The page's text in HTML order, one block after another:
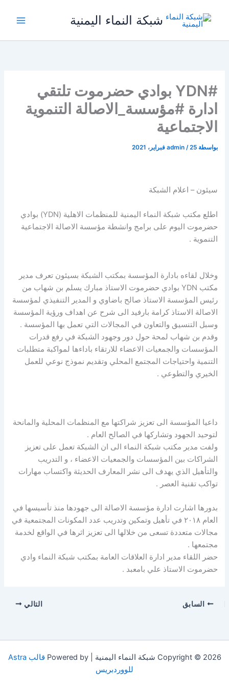
شبكة النماء اليمنية
#YDN بوادي حضرموت تلتقي
ادارة #مؤسسة_الاصالة التنموية
الاجتماعية
بواسطة admin /25 فبراير، 2021
سيئون – اعلام الشبكة
اطلع مكتب شبكة النماء اليمنية للمنظمات الاهلية (YDN) بوادي
حضرموت اليوم على برامج وانشطة مؤسسة الاصالة الاجتماعية
التنموية .
وخلال لقاءه بادارة المؤسسة بمكتب الشبكة بسيئون تعرف مدير
مكتب YDN بوادي حضرموت الاستاذ مبارك يسلم بن شهاب من
رئيس المؤسسة الاستاذ صالح باضاوي و المدير التنفيذي لمؤسسة
الاصالة الاستاذ كرامة بارفيد الى شرح عن اهداف ورؤية المؤسسة
وسبل التنسيق والتعاون في المجالات التي تعمل بها المؤسسة .
وقدم بن شهاب لمحة حول دور وجهود الشبكة في رفع قدرات
المؤسسات والجمعيات الاعضاء للارتقاء باداءها لمواكبة متطلبات
التنمية واحتياجات المجتمع المحلي وتقديم نموذج نوعي للعمل
الخيري والتطوعي .
داعيا المؤسسة الى تعزيز شراكتها مع المنظمات المحلية والمانحة
لتوحيد الجهود وتشاركها في الصالح العام .
ولفت مدير مكتب شبكة النماء الى ان الشبكة تعمل على تعزيز
الشراكات بين المؤسسات والجمعيات الاعضاء ، و التدريب
والتأهيل الذي يهدف الى نشر المعارف الحديثة واكتساب مهارات
تواكب تقنية العصر .
بدورها اشارت ادارة مؤسسة الاصالة الى جهودها منذ تأسيسها في
العام ٢٠١٨ في تأهيل وتمكين وتدريب عدد المكونات المجتمعية في
مجالات متعددة تسعى من خلالها الى تعزيز اثرها في الواقع لخدمة
مجتمعها .
حضر اللقاء مدير ادارة العلاقات العامة بمكتب شبكة النماء وادي
حضرموت الاستاذ علي بامعبد .
السابق التالي
Copyright © 2026 شبكة النماء اليمنية | Powered by
قالب Astra
للووردبريس